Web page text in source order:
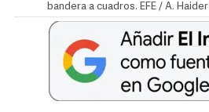
bandera a cuadros. EFE / A. Haider